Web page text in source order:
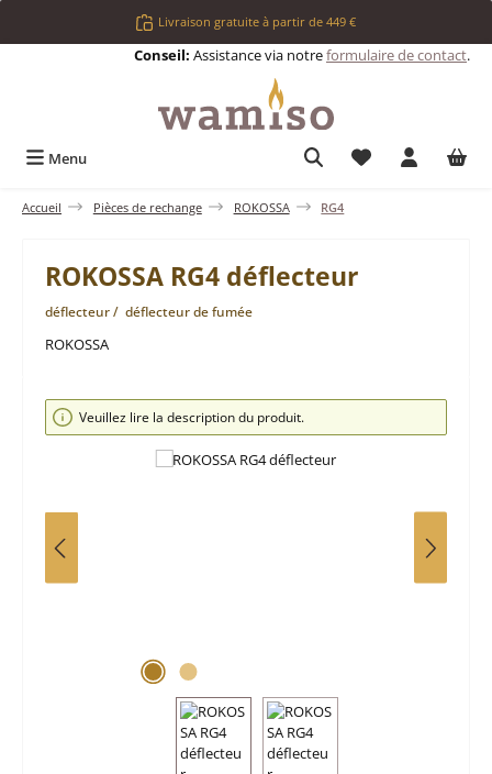
Passer au contenu principalLivraison gratuite à partir de 449 €
Conseil: Assistance via notreformulaire de contact.
Menu Vous avez 0
Accueil Pièces de rechange ROKOSSA RG4
ROKOSSA RG4 déflecteur
déflecteur / déflecteur de fumée
ROKOSSA
Ignorer la galerie d'images
Veuillez lire la description du produit.